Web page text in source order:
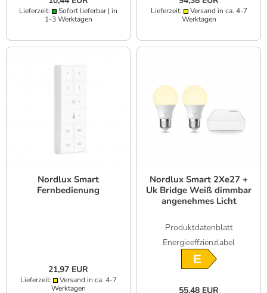
Lieferzeit:
Sofort lieferbar | in
1-3 Werktagen
Lieferzeit:
Versand in ca. 4-7
Werktagen
Nordlux Smart
Fernbedienung
21,97 EUR
Lieferzeit:
Versand in ca. 4-7
Werktagen
Nordlux Smart 2Xe27 +
Uk Bridge Weiß dimmbar
angenehmes Licht
Produktdatenblatt
Energieeffzienzlabel
E
55,48 EUR